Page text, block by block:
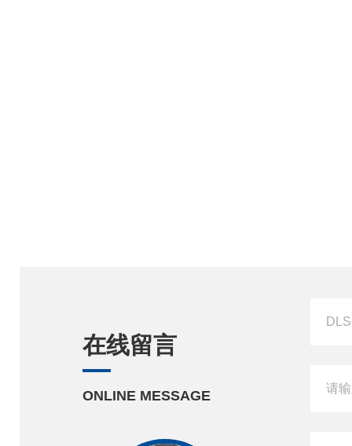
在线留言
ONLINE MESSAGE